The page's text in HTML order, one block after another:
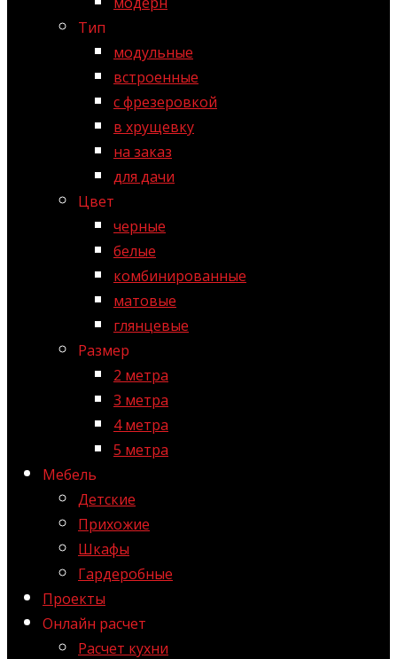
Тип
модульные
встроенные
с фрезеровкой
в хрущевку
на заказ
для дачи
Цвет
черные
белые
комбинированные
матовые
глянцевые
Размер
2 метра
3 метра
4 метра
5 метра
Мебель
Детские
Прихожие
Шкафы
Гардеробные
Проекты
Онлайн расчет
Расчет кухни